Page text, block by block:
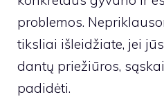
problemos.
tiksliai išleidžiate, jei
dantų priežiūros,
padidėti.